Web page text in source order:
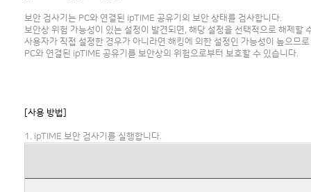
보안 검사기는 PC와 연결된 ipTIME 공유기의 보안 상태를 검사합니다.
보안상 위험 가능성이 있는 설정이 발견되면, 해당 설정을 선택적으로 해제할
사용자가 직접 설정한 경우가 아니라면 해킹에 의한 설정인 가능성이 높으므
PC와 연결된 ipTIME 공유기를 보안상의 위험으로부터 보호할 수 있습니다.
[사용 방법]
1. ipTIME 보안 검사기를 실행합니다.